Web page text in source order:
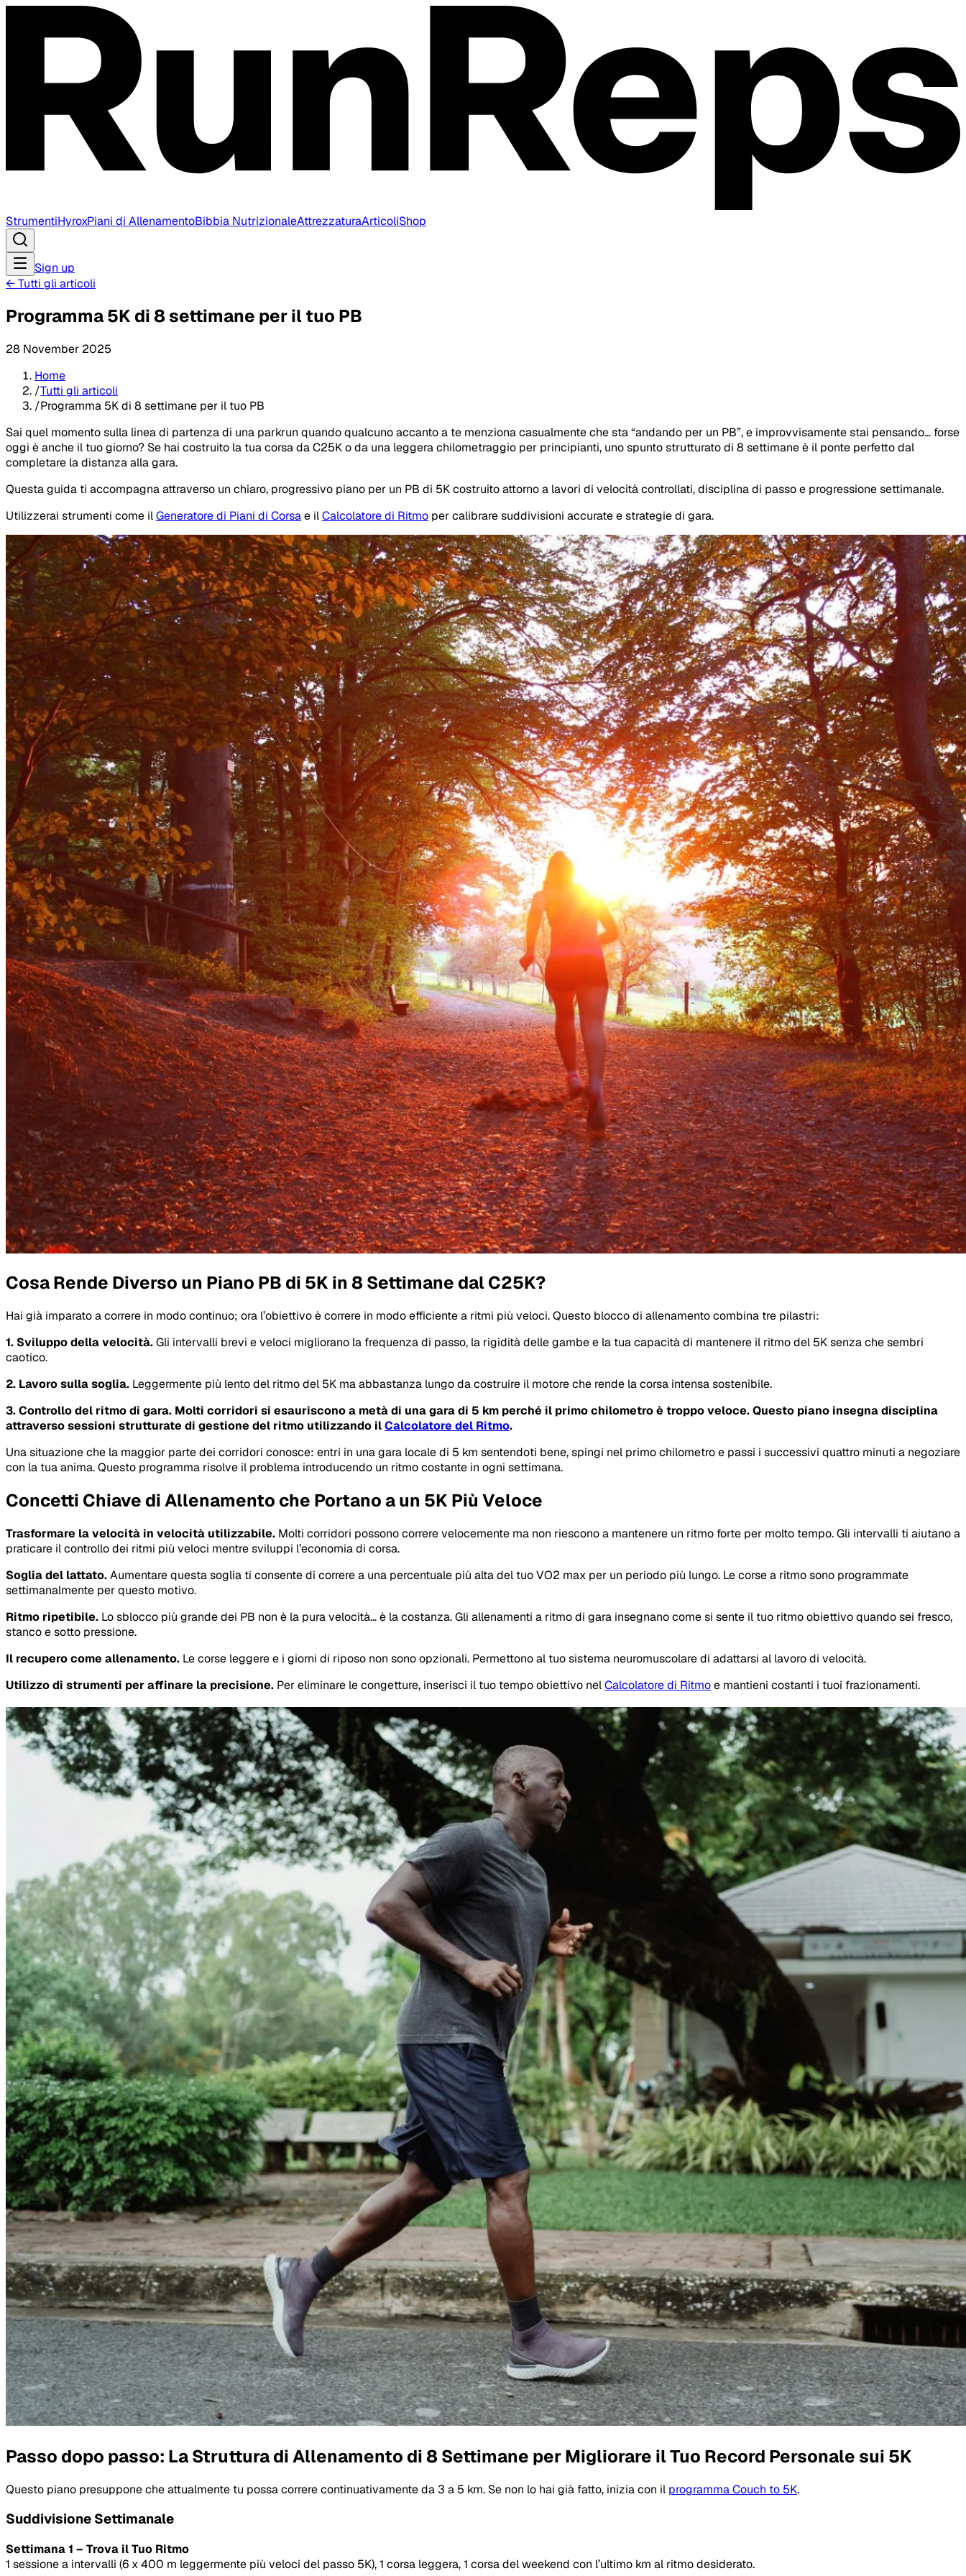
StrumentiHyroxPiani di AllenamentoBibbia NutrizionaleAttrezzaturaArticoliShop
Sign up
← Tutti gli articoli
Programma 5K di 8 settimane per il tuo PB
28 November 2025
Home
/Tutti gli articoli
/Programma 5K di 8 settimane per il tuo PB
Sai quel momento sulla linea di partenza di una parkrun quando qualcuno accanto a te menziona casualmente che sta “andando per un PB”, e improvvisamente stai pensando… forse
oggi è anche il tuo giorno? Se hai costruito la tua corsa da C25K o da una leggera chilometraggio per principianti, uno spunto strutturato di 8 settimane è il ponte perfetto dal
completare la distanza alla gara.
Questa guida ti accompagna attraverso un chiaro, progressivo piano per un PB di 5K costruito attorno a lavori di velocità controllati, disciplina di passo e progressione settimanale.
Utilizzerai strumenti come ilGeneratore di Piani di Corsae ilCalcolatore di Ritmo per calibrare suddivisioni accurate e strategie di gara.
Cosa Rende Diverso un Piano PB di 5K in 8 Settimane dal C25K?
Hai già imparato a correre in modo continuo; ora l’obiettivo è correre in modo efficiente a ritmi più veloci. Questo blocco di allenamento combina tre pilastri:
1. Sviluppo della velocità.Gli intervalli brevi e veloci migliorano la frequenza di passo, la rigidità delle gambe e la tua capacità di mantenere il ritmo del 5K senza che sembri
caotico.
2. Lavoro sulla soglia. Leggermente più lento del ritmo del 5K ma abbastanza lungo da costruire il motore che rende la corsa intensa sostenibile.
3. Controllo del ritmo di gara. Molti corridori si esauriscono a metà di una gara di 5 km perché il primo chilometro è troppo veloce. Questo piano insegna disciplina
attraverso sessioni strutturate di gestione del ritmo utilizzando ilCalcolatore del Ritmo.
Una situazione che la maggior parte dei corridori conosce: entri in una gara locale di 5 km sentendoti bene, spingi nel primo chilometro e passi i successivi quattro minuti a negoziare
con la tua anima. Questo programma risolve il problema introducendo un ritmo costante in ogni settimana.
Concetti Chiave di Allenamento che Portano a un 5K Più Veloce
Trasformare la velocità in velocità utilizzabile. Molti corridori possono correre velocemente ma non riescono a mantenere un ritmo forte per molto tempo. Gli intervalli ti aiutano a
praticare il controllo dei ritmi più veloci mentre sviluppi l’economia di corsa.
Soglia del lattato.Aumentare questa soglia ti consente di correre a una percentuale più alta del tuo VO2 max per un periodo più lungo. Le corse a ritmo sono programmate
settimanalmente per questo motivo.
Ritmo ripetibile. Lo sblocco più grande dei PB non è la pura velocità… è la costanza. Gli allenamenti a ritmo di gara insegnano come si sente il tuo ritmo obiettivo quando sei fresco,
stanco e sotto pressione.
Il recupero come allenamento. Le corse leggere e i giorni di riposo non sono opzionali. Permettono al tuo sistema neuromuscolare di adattarsi al lavoro di velocità.
Utilizzo di strumenti per affinare la precisione. Per eliminare le congetture, inserisci il tuo tempo obiettivo nelCalcolatore di Ritmoe mantieni costanti i tuoi frazionamenti.
Passo dopo passo: La Struttura di Allenamento di 8 Settimane per Migliorare il Tuo Record Personale sui 5K
Questo piano presuppone che attualmente tu possa correre continuativamente da 3 a 5 km. Se non lo hai già fatto, inizia con il programma Couch to 5K.
Suddivisione Settimanale
Settimana 1 – Trova il Tuo Ritmo
1 sessione a intervalli (6 x 400 m leggermente più veloci del passo 5K), 1 corsa leggera, 1 corsa del weekend con l’ultimo km al ritmo desiderato.